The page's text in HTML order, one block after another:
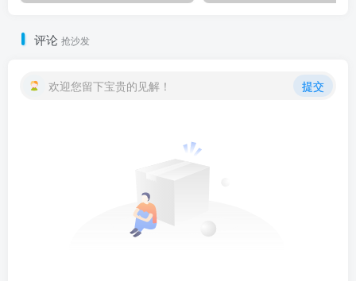
评论 抢沙发
欢迎您留下宝贵的见解！ 提交